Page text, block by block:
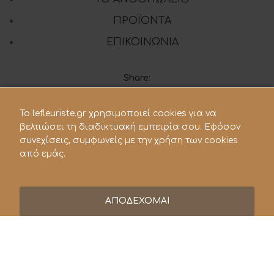
ΠΡΟΪΟΝΤΑ
ΕΠΙΚΟΙΝΩΝΙΑ
Share:
210 28.21.119
lefleuriste@hotmail.gr
To lefleuriste.gr χρησιμοποιεί cookies για να
βελτιώσει τη διαδικτυακή εμπειρία σου. Εφόσον
συνεχίσεις, συμφωνείς με την χρήση των cookies
από εμάς.
ΑΠΟΔΕΧΟΜΑΙ